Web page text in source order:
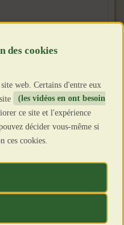
web. Certains d'entre eux
(les vidéos en ont besoin
ce site et l'expérience
décider vous-même si
ces cookies.